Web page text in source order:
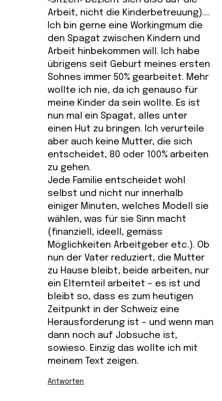
Arbeit, nicht die Kinderbetreuung)….
Ich bin gerne eine Workingmum die
den Spagat zwischen Kindern und
Arbeit hinbekommen will. Ich habe
übrigens seit Geburt meines ersten
Sohnes immer 50% gearbeitet. Mehr
wollte ich nie, da ich genauso für
meine Kinder da sein wollte. Es ist
nun mal ein Spagat, alles unter
einen Hut zu bringen. Ich verurteile
aber auch keine Mutter, die sich
entscheidet, 80 oder 100% arbeiten
zu gehen.
Jede Familie entscheidet wohl
selbst und nicht nur innerhalb
einiger Minuten, welches Modell sie
wählen, was für sie Sinn macht
(finanziell, ideell, gemäss
Möglichkeiten Arbeitgeber etc.). Ob
nun der Vater reduziert, die Mutter
zu Hause bleibt, beide arbeiten, nur
ein Elternteil arbeitet – es ist und
bleibt so, dass es zum heutigen
Zeitpunkt in der Schweiz eine
Herausforderung ist – und wenn man
dann noch auf Jobsuche ist,
sowieso. Einzig das wollte ich mit
meinem Text zeigen.
Antworten